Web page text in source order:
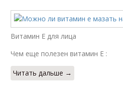
Витамин Е для лица
Чем еще полезен витамин Е :
Читать дальше →